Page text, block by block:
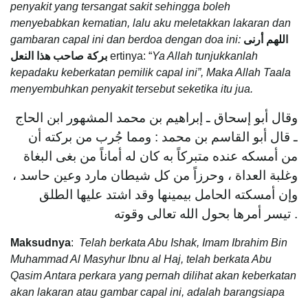
penyakit yang tersangat sakit sehingga boleh
menyebabkan kematian, lalu aku meletakkan lakaran dan
gambaran capal ini dan berdoa dengan doa ini:
بركة صاحب هذا النعل ertinya: “Ya Allah tunjukkanlah
kepadaku keberkatan pemilik capal ini”, Maka Allah Taala
menyembuhkan penyakit tersebut seketika itu jua.
ـ قال أبو القاسم بن محمد : ومما جُرب من بركته أن
من أمسكه عنده متبركاً به كان له أماناً من بغى البغاة
وغلبة العداة ، وحرزاً من كل شيطان مارد وعين حاسد ،
وإن أمسكته الحامل بيمينها وقد اشتد عليها الطلق
تيسر أمرها بحول الله تعالى وقوته .
Maksudnya: Telah berkata Abu Ishak, Imam Ibrahim Bin
Muhammad Al Masyhur Ibnu al Haj, telah berkata Abu
Qasim Antara perkara yang pernah dilihat akan keberkatan
akan lakaran atau gambar capal ini, adalah barangsiapa